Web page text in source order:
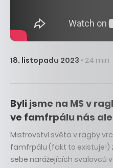
18. listopadu 2023 • 24 min
Byli jsme na MS v
ve famfrpálu nás
Mistrovství světa v ragby
famfrpálu (fakt to existuje!)
sebe narážejících svalovců